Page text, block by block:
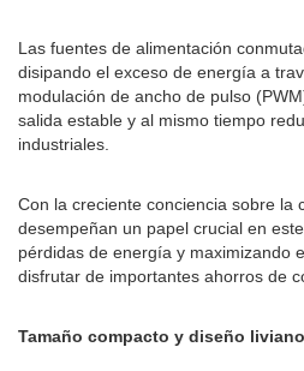
Las fuentes de alimentación
disipando el exceso de energía a
modulación de ancho de pulso
salida estable y al mismo tiempo
industriales.
Con la creciente conciencia sobre la
desempeñan un papel crucial en
pérdidas de energía y maximizando
disfrutar de importantes ahorros de
Tamaño compacto y diseño liviano